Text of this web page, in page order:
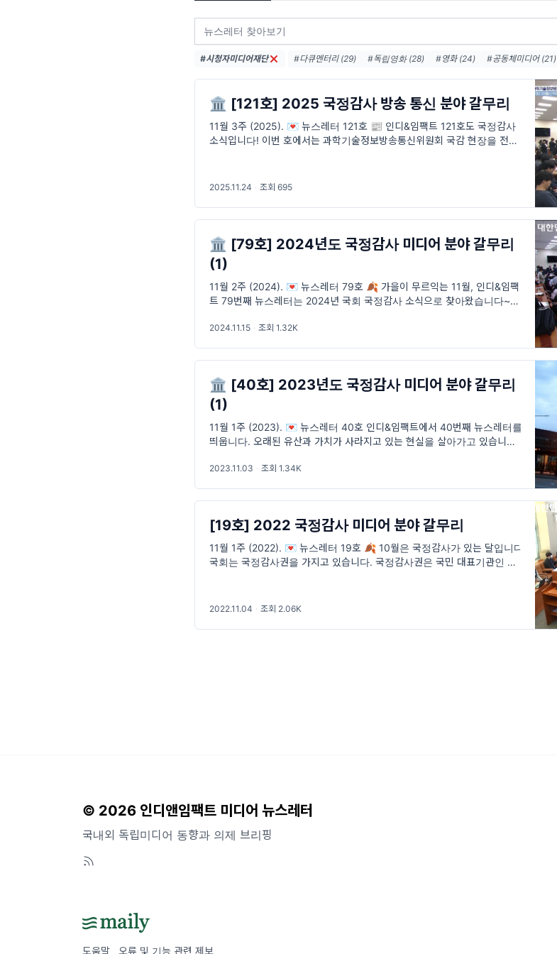
#시청자미디어재단 #다큐멘터리 (29) #독립영화 (28) #영화 (24) #공동체미디어 (21)
#공영방송 (8)
🏛 [121호] 2025 국정감사 방송 통신 분야 갈무리
11월 3주 (2025). 💌 뉴스레터 121호 📰 인디&임팩트 121호도 국정감사
소식입니다! 이번 호에서는 과학기술정보방송통신위원회 국감 현장을 전해
2025.11.24 · 조회 695
🏛 [79호] 2024년도 국정감사 미디어 분야 갈무리
(1)
11월 2주 (2024). 💌 뉴스레터 79호 🍂 가을이 무르익는 11월, 인디&임팩
트 79번째 뉴스레터는 2024년 국회 국정감사 소식으로 찾아왔습니다~ 📝
2024.11.15 · 조회 1.32K
🏛 [40호] 2023년도 국정감사 미디어 분야 갈무리
(1)
11월 1주 (2023). 💌 뉴스레터 40호 인디&임팩트에서 40번째 뉴스레터를
띄웁니다. 오래된 유산과 가치가 사라지고 있는 현실을 살아가고 있습니다.
2023.11.03 · 조회 1.34K
[19호] 2022 국정감사 미디어 분야 갈무리
11월 1주 (2022). 💌 뉴스레터 19호 🍂 10월은 국정감사가 있는 달입니다.
국회는 국정감사권을 가지고 있습니다. 국정감사권은 국민 대표기관인 국회
2022.11.04 · 조회 2.06K
© 2026 인디앤임팩트 미디어 뉴스레터
국내외 독립미디어 동향과 의제 브리핑
도움말 오류 및 기능 관련 제보